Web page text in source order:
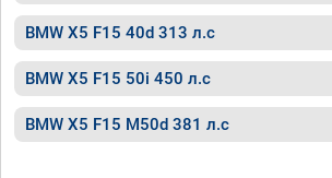
BMW X5 F15 40d 313 л.с
BMW X5 F15 50i 450 л.с
BMW X5 F15 M50d 381 л.с